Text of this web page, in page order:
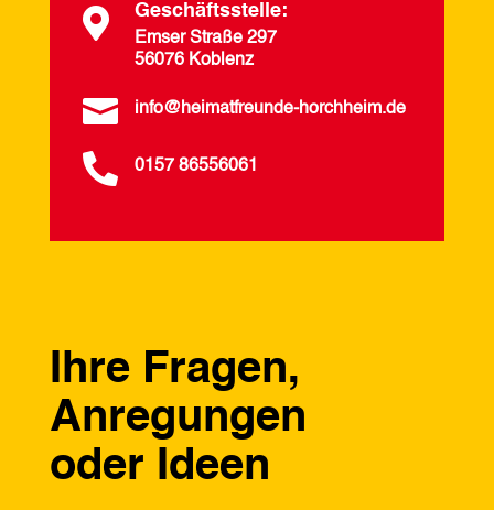
 Geschäftsstelle:
Emser Straße 297
56076 Koblenz
 info@heimatfreunde-horchheim.de
 0157 86556061
Ihre Fragen,
Anregungen
oder Ideen